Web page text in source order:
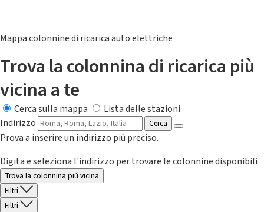
Mappa colonnine di ricarica auto elettriche
Trova la colonnina di ricarica più
vicina a te
Cerca sulla mappa
Lista delle stazioni
Indirizzo
Cerca
Prova a inserire un indirizzo più preciso.
Digita e seleziona l'indirizzo per trovare le colonnine disponibili
Trova la colonnina piú vicina
Filtri
Filtri